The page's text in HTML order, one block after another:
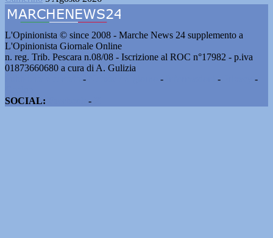
L'Opinionista © since 2008 - Marche News 24 supplemento a
L'Opinionista Giornale Online
n. reg. Trib. Pescara n.08/08 - Iscrizione al ROC n°17982 - p.iva
01873660680 a cura di A. Gulizia
- - -
-
SOCIAL:
-